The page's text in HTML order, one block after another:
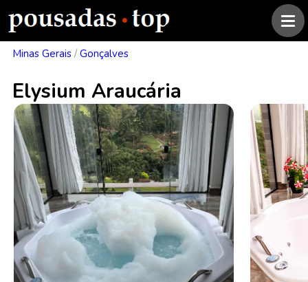
Minas Gerais / Gonçalves
Elysium Araucária